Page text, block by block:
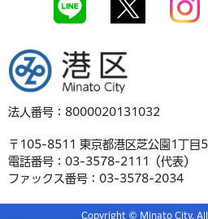
港区
法人番号：8000020131032
〒105-8511 東京都港区芝公園1丁目
電話番号：03-3578-2111（代表）
ファックス番号：03-3578-2034
Copyright © Minato City.